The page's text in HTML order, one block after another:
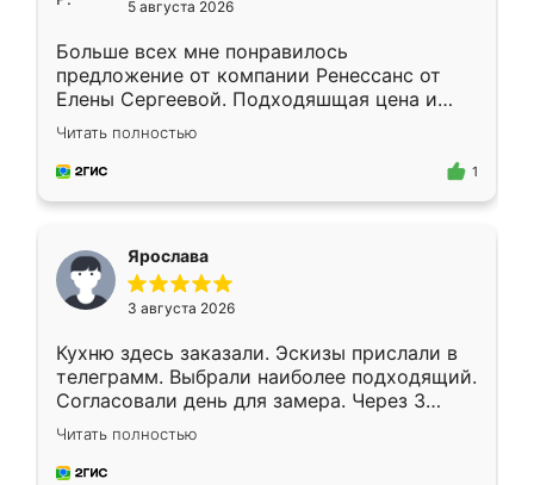
5 августа 2026
Больше всех мне понравилось
предложение от компании Ренессанс от
Елены Сергеевой. Подходяшщая цена и
короткие сроки изготовления. Приехавший
для замера сотрудник Владислав
предложил по моему эскизу самый
Читать полностью
1
Ярослава
3 августа 2026
Кухню здесь заказали. Эскизы прислали в
телеграмм. Выбрали наиболее подходящий.
Согласовали день для замера. Через 3
недели кухня была уже готова. Остались
довольны работой. Спасибо Ренессанс
мебель за качественную работу!
Читать полностью